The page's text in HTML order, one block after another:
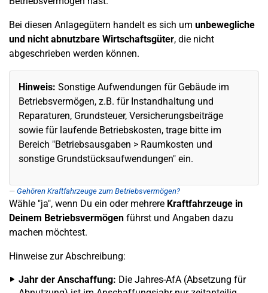
Bei diesen Anlagegütern handelt es sich um unbewegliche
und nicht abnutzbare Wirtschaftsgüter, die nicht
abgeschrieben werden können.
Hinweis: Sonstige Aufwendungen für Gebäude im
Betriebsvermögen, z.B. für Instandhaltung und
Reparaturen, Grundsteuer, Versicherungsbeiträge
sowie für laufende Betriebskosten, trage bitte im
Bereich "Betriebsausgaben > Raumkosten und
sonstige Grundstücksaufwendungen" ein.
Gehören Kraftfahrzeuge zum Betriebsvermögen?
Wähle "ja", wenn Du ein oder mehrere Kraftfahrzeuge in
Deinem Betriebsvermögen führst und Angaben dazu
machen möchtest.
Hinweise zur Abschreibung:
Jahr der Anschaffung: Die Jahres-AfA (Absetzung für